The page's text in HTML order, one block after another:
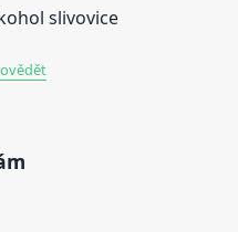
slivovice